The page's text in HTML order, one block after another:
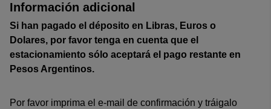
Información adicional
Si han pagado el déposito en Libras, Euros o
Dolares, por favor tenga en cuenta que el
estacionamiento sólo aceptará el pago restante en
Pesos Argentinos.
Por favor imprima el e-mail de confirmación y tráigalo